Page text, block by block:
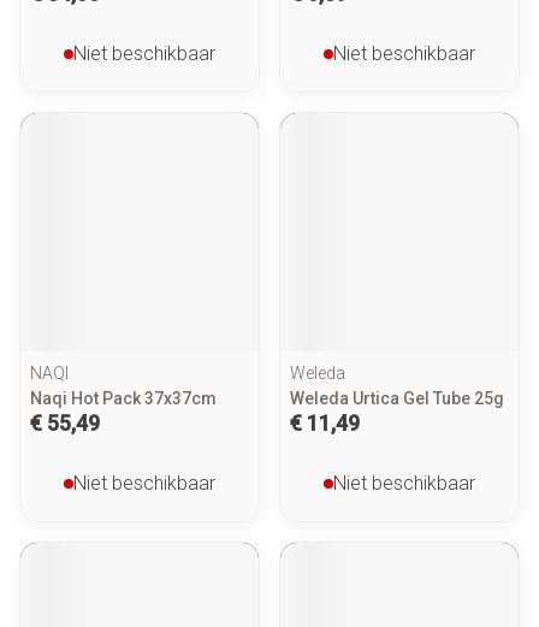
Niet beschikbaar Niet beschikbaar
NAQI
Naqi Hot Pack 37x37cm
€ 55,49
Niet beschikbaar
Weleda
Weleda Urtica Gel Tube 25g
€ 11,49
Niet beschikbaar